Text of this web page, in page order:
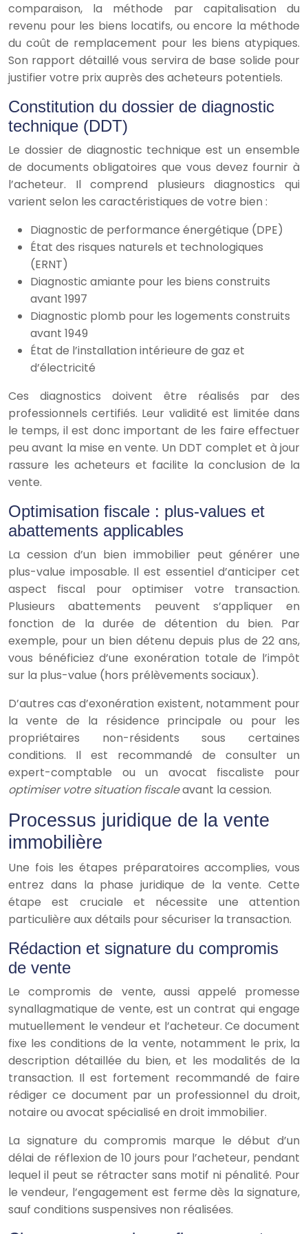
comparaison, la méthode par capitalisation du
revenu pour les biens locatifs, ou encore la méthode
du coût de remplacement pour les biens atypiques.
Son rapport détaillé vous servira de base solide pour
justifier votre prix auprès des acheteurs potentiels.
Constitution du dossier de diagnostic
technique (DDT)
Le dossier de diagnostic technique est un ensemble
de documents obligatoires que vous devez fournir à
l’acheteur. Il comprend plusieurs diagnostics qui
varient selon les caractéristiques de votre bien :
Diagnostic de performance énergétique (DPE)
État des risques naturels et technologiques
(ERNT)
Diagnostic amiante pour les biens construits
avant 1997
Diagnostic plomb pour les logements construits
avant 1949
État de l’installation intérieure de gaz et
d’électricité
Ces diagnostics doivent être réalisés par des
professionnels certifiés. Leur validité est limitée dans
le temps, il est donc important de les faire effectuer
peu avant la mise en vente. Un DDT complet et à jour
rassure les acheteurs et facilite la conclusion de la
vente.
Optimisation fiscale : plus-values et
abattements applicables
La cession d’un bien immobilier peut générer une
plus-value imposable. Il est essentiel d’anticiper cet
aspect fiscal pour optimiser votre transaction.
Plusieurs abattements peuvent s’appliquer en
fonction de la durée de détention du bien. Par
exemple, pour un bien détenu depuis plus de 22 ans,
vous bénéficiez d’une exonération totale de l’impôt
sur la plus-value (hors prélèvements sociaux).
D’autres cas d’exonération existent, notamment pour
la vente de la résidence principale ou pour les
propriétaires non-résidents sous certaines
conditions. Il est recommandé de consulter un
expert-comptable ou un avocat fiscaliste pour
optimiser votre situation fiscaleavant la cession.
Processus juridique de la vente
immobilière
Une fois les étapes préparatoires accomplies, vous
entrez dans la phase juridique de la vente. Cette
étape est cruciale et nécessite une attention
particulière aux détails pour sécuriser la transaction.
Rédaction et signature du compromis
de vente
Le compromis de vente, aussi appelé promesse
synallagmatique de vente, est un contrat qui engage
mutuellement le vendeur et l’acheteur. Ce document
fixe les conditions de la vente, notamment le prix, la
description détaillée du bien, et les modalités de la
transaction. Il est fortement recommandé de faire
rédiger ce document par un professionnel du droit,
notaire ou avocat spécialisé en droit immobilier.
La signature du compromis marque le début d’un
délai de réflexion de 10 jours pour l’acheteur, pendant
lequel il peut se rétracter sans motif ni pénalité. Pour
le vendeur, l’engagement est ferme dès la signature,
sauf conditions suspensives non réalisées.